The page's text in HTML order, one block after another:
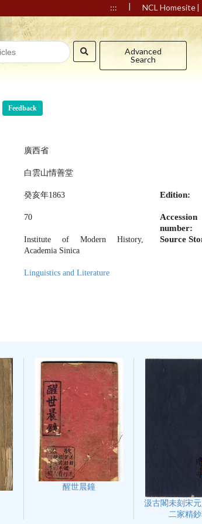
::: | NCL Homesite|
Advanced
Search
Feedback
廣西省
白雲山情善堂
癸亥年1863 Edition:
70
Accession
number:
Institute of Modern History,
Academia Sinica
Source
Linguistics and Literature
醒世晨鐘
汲古閣未刻宋
二家精